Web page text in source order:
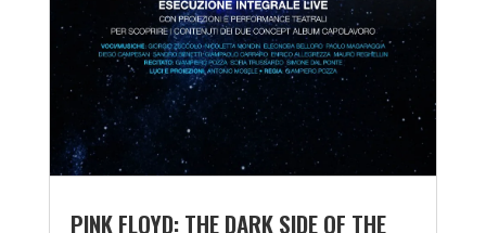
PINK FLOYD: THE DARK SIDE OF THE